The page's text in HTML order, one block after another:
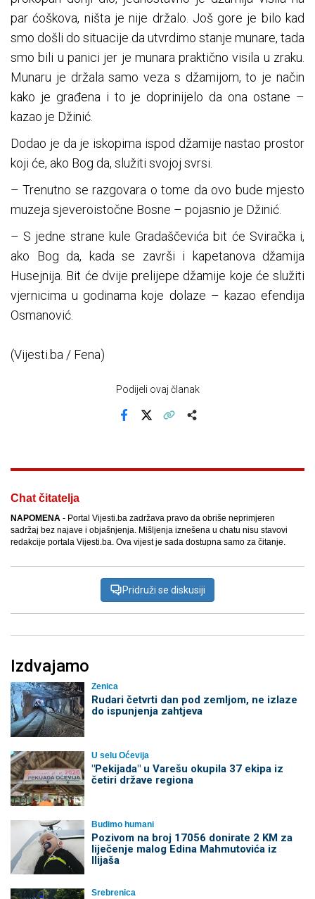
par ćoškova, ništa je nije držalo. Još gore je bilo kad
smo došli do situacije da utvrdimo stanje munare, tada
smo bili u panici jer je munara praktično visila u zraku.
Munaru je držala samo veza s džamijom, to je način
kako je građena i to je doprinijelo da ona ostane –
kazao je Džinić.
Dodao je da je iskopima ispod džamije nastao prostor
koji će, ako Bog da, služiti svojoj svrsi.
– Trenutno se razgovara o tome da ovo bude mjesto
muzeja sjeveroistočne Bosne – pojasnio je Džinić.
– S jedne strane kule Gradaščevića bit će Sviračka i,
ako Bog da, kada se završi i kapetanova džamija
Husejnija. Bit će dvije prelijepe džamije koje će služiti
vjernicima u godinama koje dolaze – kazao efendija
Osmanović.
(Vijesti.ba / Fena)
Podijeli ovaj članak
Chat čitatelja
NAPOMENA - Portal Vijesti.ba zadržava pravo da obriše neprimjeren
sadržaj bez najave i objašnjenja. Mišljenja iznešena u chatu nisu stavovi
redakcije portala Vijesti.ba. Ova vijest je sada dostupna samo za čitanje.
Pridruži se diskusiji
Izdvajamo
Zenica
Rudari četvrti dan pod zemljom, ne izlaze
do ispunjenja zahtjeva
U selu Oćevija
"Pekijada" u Varešu okupila 37 ekipa iz
četiri države regiona
Budimo humani
Pozivom na broj 17056 donirate 2 KM za
liječenje malog Edina Mahmutovića iz
Ilijaša
Srebrenica